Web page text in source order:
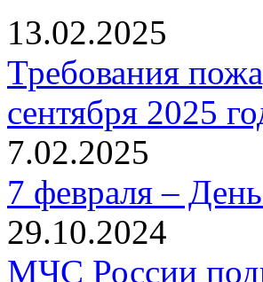
13.02.2025
Требования
сентября 2025
7.02.2025
7 февраля –
29.10.2024
МЧС России